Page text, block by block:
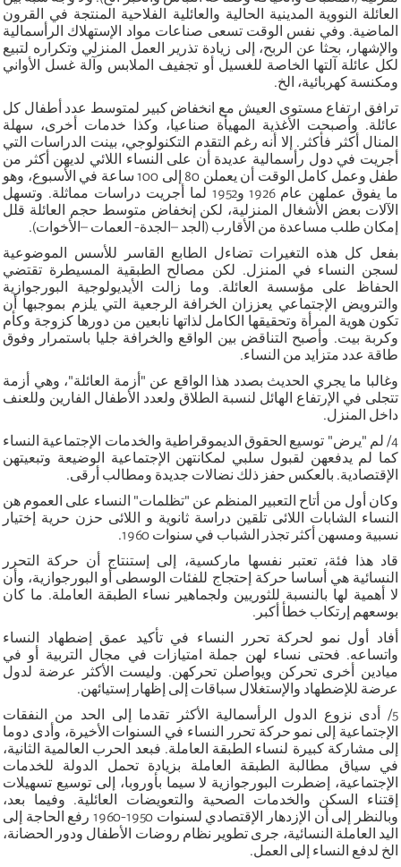
العائلة النووية المدينية الحالية والعائلية الفلاحية المنتجة في القرون
الماضية. وفي نفس الوقت تسعى صناعات مواد الإستهلاك الرأسمالية
والإشهار، بحثا عن الربح، إلى زيادة تذرير العمل المنزلي وتكراره لتبيع
لكل عائلة آلتها الخاصة للغسيل أو تجفيف الملابس وآلة غسل الأواني
ومكنسة كهربائية، الخ.
ترافق ارتفاع مستوى العيش مع انخفاض كبير لمتوسط عدد أطفال كل
عائلة. وأصبحت الأغذية المهيأة صناعيا، وكذا خدمات أخرى، سهلة
المنال أكثر فأكثر. إلا أنه رغم التقدم التكنولوجي، بينت الدراسات التي
أجريت في دول رأسمالية عديدة أن على النساء اللائي لديهن أكثر من
طفل وعمل كامل الوقت أن يعملن 80 إلى 100 ساعة في الأسبوع، وهو
ما يفوق عملهن عام 1926 و1952 لما أجريت دراسات مماثلة. وتسهل
الآلات بعض الأشغال المنزلية، لكن إنخفاض متوسط حجم العائلة قلل
إمكان طلب مساعدة من الأقارب (الجد –الجدة- العمات –الأخوات).
بفعل كل هذه التغيرات تضاءل الطابع القاسر للأسس الموضوعية
لسجن النساء في المنزل. لكن مصالح الطبقية المسيطرة تقتضي
الحفاظ على مؤسسة العائلة. وما زالت الأيديولوجية البورجوازية
والترويض الإجتماعي يعززان الخرافة الرجعية التي يلزم بموجبها أن
تكون هوية المرأة وتحقيقها الكامل لذاتها نابعين من دورها كزوجة وكأم
وكربة بيت. وأصبح التناقض بين الواقع والخرافة جليا باستمرار وفوق
طاقة عدد متزايد من النساء.
وغالبا ما يجري الحديث بصدد هذا الواقع عن "أزمة العائلة"، وهي أزمة
تتجلى في الإرتفاع الهائل لنسبة الطلاق ولعدد الأطفال الفارين وللعنف
داخل المنزل.
4/ لم "يرض" توسيع الحقوق الديموقراطية والخدمات الإجتماعية النساء
كما لم يدفعهن لقبول سلبي لمكانتهن الإجتماعية الوضيعة وتبعيتهن
الإقتصادية. بالعكس حفز ذلك نضالات جديدة ومطالب أرقى.
وكان أول من أتاح التعبير المنظم عن "تظلمات" النساء على العموم هن
النساء الشابات اللائى تلقين دراسة ثانوية و اللائى حزن حرية إختيار
نسبية ومسهن أكثر تجذر الشباب في سنوات 1960.
قاد هذا فئة، تعتبر نفسها ماركسية، إلى إستنتاج أن حركة التحرر
النسائية هي أساسا حركة إحتجاج للفئات الوسطى أو البورجوازية، وأن
لا أهمية لها بالنسبة للثوريين ولجماهير نساء الطبقة العاملة. ما كان
بوسعهم إرتكاب خطأ أكبر.
أفاد أول نمو لحركة تحرر النساء في تأكيد عمق إضطهاد النساء
واتساعه. فحتى نساء لهن جملة امتيازات في مجال التربية أو في
ميادين أخرى تحركن ويواصلن تحركهن. وليست الأكثر عرضة لدول
عرضة للإضطهاد والإستغلال سباقات إلى إظهار إستيائهن.
5/ أدى نزوع الدول الرأسمالية الأكثر تقدما إلى الحد من النفقات
الإجتماعية إلى نمو حركة تحرر النساء في السنوات الأخيرة، وأدى دوما
إلى مشاركة كبيرة لنساء الطبقة العاملة. فبعد الحرب العالمية الثانية،
في سياق مطالبة الطبقة العاملة بزيادة تحمل الدولة للخدمات
الإجتماعية، إضطرت البورجوازية لا سيما بأوروبا، إلى توسيع تسهيلات
إقتناء السكن والخدمات الصحية والتعويضات العائلية. وفيما بعد،
وبالنظر إلى أن الإزدهار الإقتصادي لسنوات 1950-1960 رفع الحاجة إلى
اليد العاملة النسائية، جرى تطوير نظام روضات الأطفال ودور الحضانة،
الخ لدفع النساء إلى العمل.